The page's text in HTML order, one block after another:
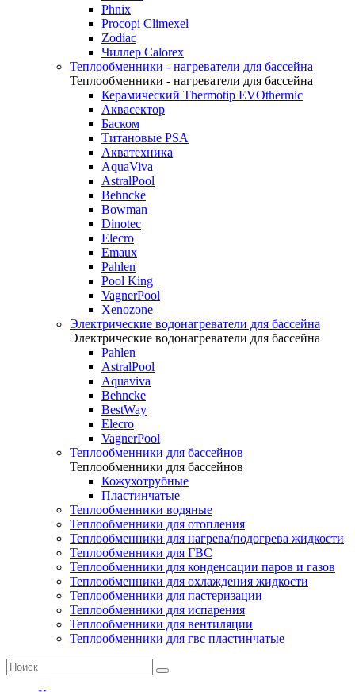
Phnix
Procopi Climexel
Zodiac
Чиллер Calorex
Теплообменники - нагреватели для бассейна
Теплообменники - нагреватели для бассейна
Керамический Thermotip EVOthermic
Аквасектор
Баском
Титановые PSA
Акватехника
AquaViva
AstralPool
Behncke
Bowman
Dinotec
Elecro
Emaux
Pahlen
Pool King
VagnerPool
Xenozone
Электрические водонагреватели для бассейна
Электрические водонагреватели для бассейна
Pahlen
AstralPool
Aquaviva
Behncke
BestWay
Elecro
VagnerPool
Теплообменники для бассейнов
Теплообменники для бассейнов
Кожухотрубные
Пластинчатые
Теплообменники водяные
Теплообменники для отопления
Теплообменники для нагрева/подогрева жидкости
Теплообменники для ГВС
Теплообменники для конденсации паров и газов
Теплообменники для охлаждения жидкости
Теплообменники для пастеризации
Теплообменники для испарения
Теплообменники для вентиляции
Теплообменники для гвс пластинчатые